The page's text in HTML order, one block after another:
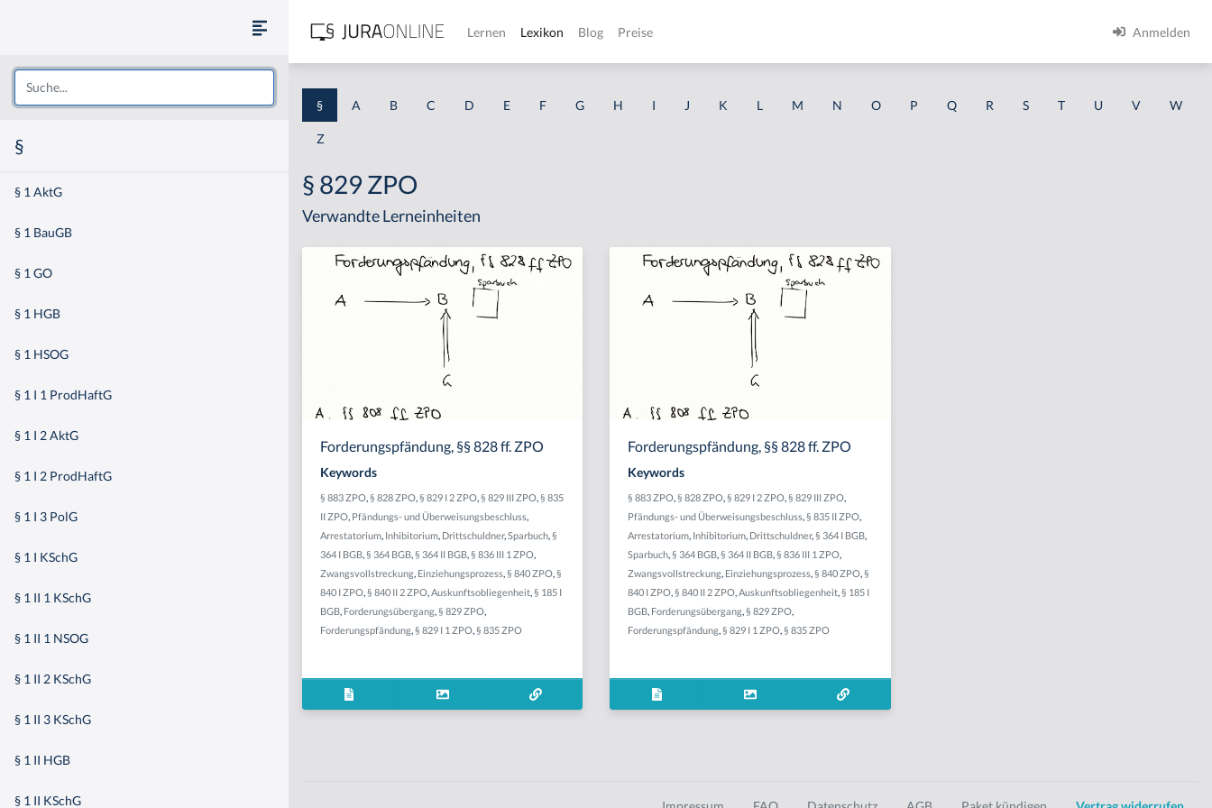
§
§ 1 AktG
§ 1 BauGB
§ 1 GO
§ 1 HGB
§ 1 HSOG
§ 1 I 1 ProdHaftG
§ 1 I 2 AktG
§ 1 I 2 ProdHaftG
§ 1 I 3 PolG
§ 1 I KSchG
§ 1 II 1 KSchG
§ 1 II 1 NSOG
§ 1 II 2 KSchG
§ 1 II 3 KSchG
§ 1 II HGB
§ 1 II KSchG
Lernen Lexikon Blog Preise Anmelden
§ A B C D E F G H I J K L M N O P Q R S T U V W
Z
§ 829 ZPO
Verwandte Lerneinheiten
Forderungspfändung, §§ 828 ff. ZPO
Keywords
§ 883 ZPO,§ 828 ZPO,§ 829 I 2 ZPO,§ 829 III ZPO,§ 835
II ZPO, Pfändungs- und Überweisungsbeschluss,
Arrestatorium, Inhibitorium, Drittschuldner,Sparbuch,§
364 I BGB,§ 364 BGB,§ 364 II BGB,§ 836 III 1 ZPO,
Zwangsvollstreckung, Einziehungsprozess,§ 840 ZPO,§
840 I ZPO,§ 840 II 2 ZPO,Auskunftsobliegenheit,§ 185 I
BGB, Forderungsübergang,§ 829 ZPO,
Forderungspfändung,§ 829 I 1 ZPO,§ 835 ZPO
Forderungspfändung, §§ 828 ff. ZPO
Keywords
§ 883 ZPO,§ 828 ZPO,§ 829 I 2 ZPO,§ 829 III ZPO,
Pfändungs- und Überweisungsbeschluss,§ 835 II ZPO,
Arrestatorium, Inhibitorium, Drittschuldner,§ 364 I BGB,
Sparbuch,§ 364 BGB,§ 364 II BGB,§ 836 III 1 ZPO,
Zwangsvollstreckung, Einziehungsprozess,§ 840 ZPO,§
840 I ZPO,§ 840 II 2 ZPO,Auskunftsobliegenheit,§ 185 I
BGB, Forderungsübergang,§ 829 ZPO,
Forderungspfändung,§ 829 I 1 ZPO,§ 835 ZPO